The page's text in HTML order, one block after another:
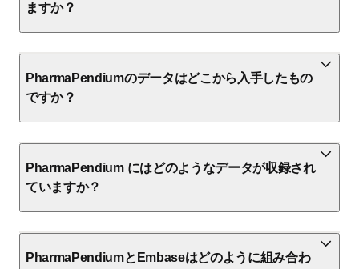
ますか？
PharmaPendiumのデータはどこから入手したもの
ですか？
PharmaPendium にはどのようなデータが収録され
ていますか？
PharmaPendiumとEmbaseはどのように組み合わ